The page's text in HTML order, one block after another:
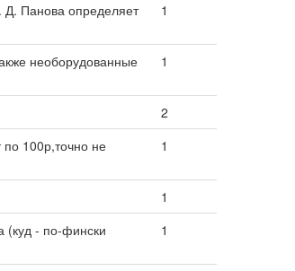
Д. Панова определяет
1
необорудованные
1
2
по 100р,точно не
1
1
(куд - по-фински
1